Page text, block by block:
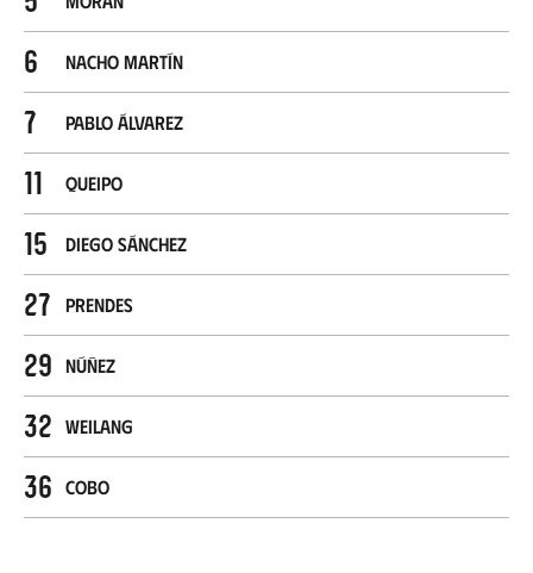
6 Nacho Martín
7 Pablo Álvarez
11 Queipo
15 Diego Sánchez
27 Prendes
29 Núñez
32 Weilang
36 Cobo